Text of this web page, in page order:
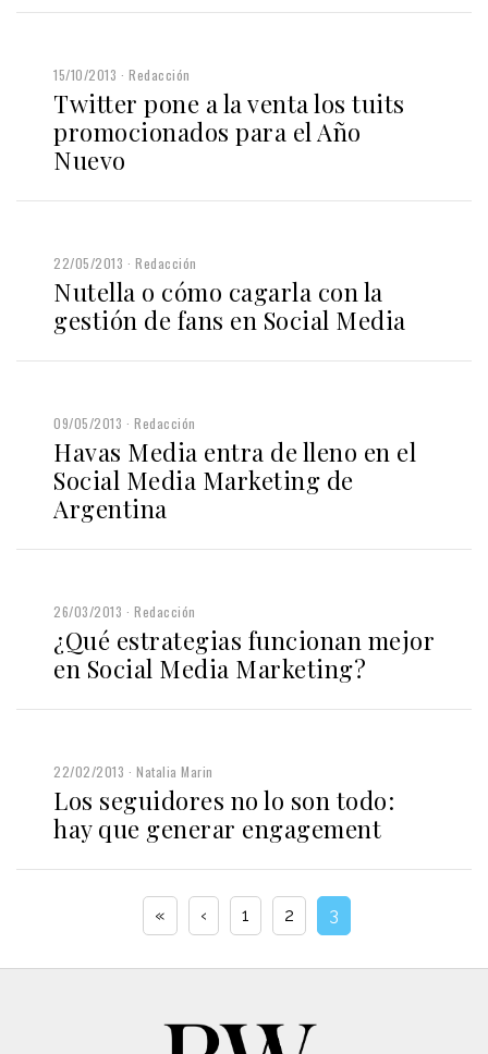
15/10/2013 Redacción
Twitter pone a la venta los tuits
promocionados para el Año
Nuevo
22/05/2013 Redacción
Nutella o cómo cagarla con la
gestión de fans en Social Media
09/05/2013 Redacción
Havas Media entra de lleno en el
Social Media Marketing de
Argentina
26/03/2013 Redacción
¿Qué estrategias funcionan mejor
en Social Media Marketing?
22/02/2013 Natalia Marin
Los seguidores no lo son todo:
hay que generar engagement
« ‹ 1 2 3